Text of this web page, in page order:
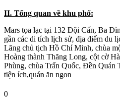
II. Tổng quan về khu phố:
Mars tọa lạc tại 132 Đội Cấn, Ba
gần các di tích lịch sử, địa điểm du
Lăng chủ tịch Hồ Chí Minh, chùa
Hoàng thành Thăng Long, cột cờ
Phùng, chùa Trấn Quốc, Đền Quán
tiện ích,quán ăn ngon
0